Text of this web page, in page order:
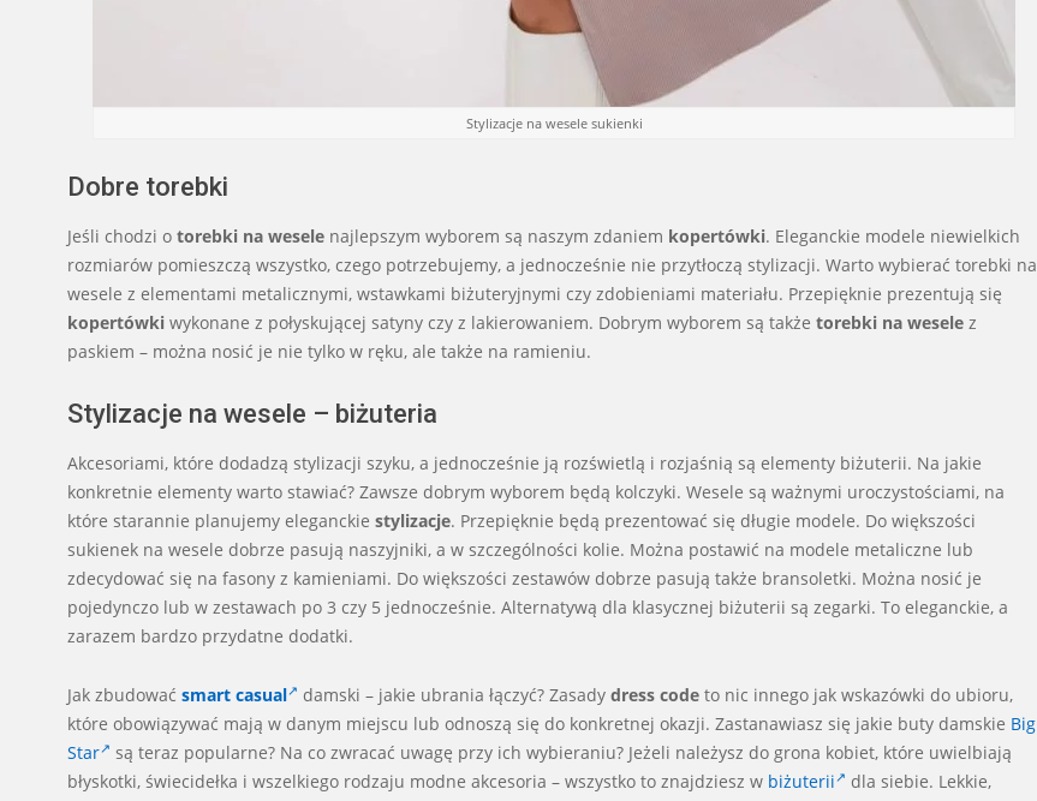
Stylizacje na wesele sukienki
Dobre torebki
Jeśli chodzi o torebki na wesele najlepszym wyborem są naszym zdaniem kopertówki. Eleganckie modele niewielkich
rozmiarów pomieszczą wszystko, czego potrzebujemy, a jednocześnie nie przytłoczą stylizacji. Warto wybierać torebki na
wesele z elementami metalicznymi, wstawkami biżuteryjnymi czy zdobieniami materiału. Przepięknie prezentują się
kopertówki wykonane z połyskującej satyny czy z lakierowaniem. Dobrym wyborem są także torebki na wesele z
paskiem – można nosić je nie tylko w ręku, ale także na ramieniu.
Stylizacje na wesele – biżuteria
Akcesoriami, które dodadzą stylizacji szyku, a jednocześnie ją rozświetlą i rozjaśnią są elementy biżuterii. Na jakie
konkretnie elementy warto stawiać? Zawsze dobrym wyborem będą kolczyki. Wesele są ważnymi uroczystościami, na
które starannie planujemy eleganckie stylizacje. Przepięknie będą prezentować się długie modele. Do większości
sukienek na wesele dobrze pasują naszyjniki, a w szczególności kolie. Można postawić na modele metaliczne lub
zdecydować się na fasony z kamieniami. Do większości zestawów dobrze pasują także bransoletki. Można nosić je
pojedynczo lub w zestawach po 3 czy 5 jednocześnie. Alternatywą dla klasycznej biżuterii są zegarki. To eleganckie, a
zarazem bardzo przydatne dodatki.
Jak zbudować smart casual damski – jakie ubrania łączyć? Zasady dress code to nic innego jak wskazówki do ubioru,
które obowiązywać mają w danym miejscu lub odnoszą się do konkretnej okazji. Zastanawiasz się jakie buty damskie Big
Star
są teraz popularne? Na co zwracać uwagę przy ich wybieraniu? Jeżeli należysz do grona kobiet, które uwielbiają
błyskotki, świecidełka i wszelkiego rodzaju modne akcesoria – wszystko to znajdziesz w biżuterii
dla siebie. Lekkie,